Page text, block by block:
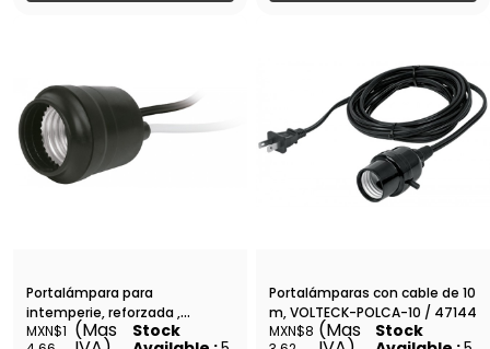
Portalámpara para
intemperie, reforzada ,
VOLTECK-POIN-10X / 47110
MXN$1 (Mas
Stock
Portalámparas con cable de 10
m, VOLTECK-POLCA-10 / 47144
MXN$8 (Mas
Stock